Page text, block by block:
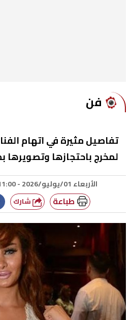
فن
تفاصيل مثيرة في اتهام
لمخرج باحتجازها وتصويرها
الأربعاء 01/يوليو/2026 - 11:00 م
طباعة